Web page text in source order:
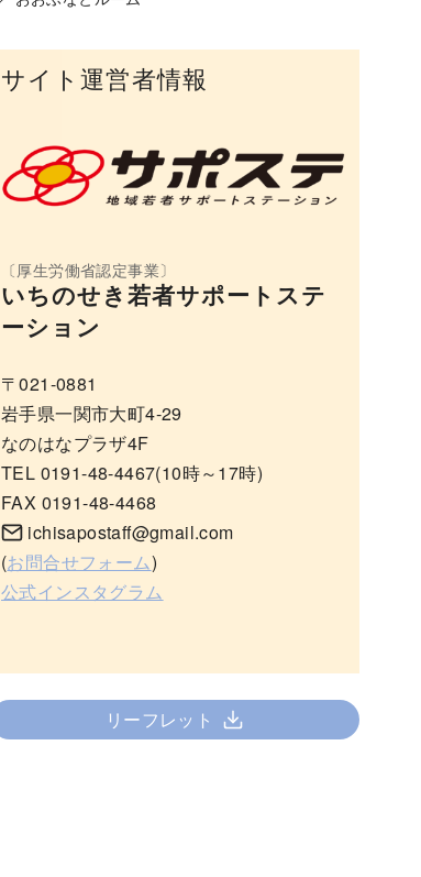
サイト運営者情報
いちのせき若者サポートステ
ーション
〒021-0881
岩手県一関市大町4-29
なのはなプラザ4F
TEL 0191-48-4467(10時～17時)
FAX 0191-48-4468
ichisapostaff@gmail.com
(お問合せフォーム)
公式インスタグラム
リーフレット